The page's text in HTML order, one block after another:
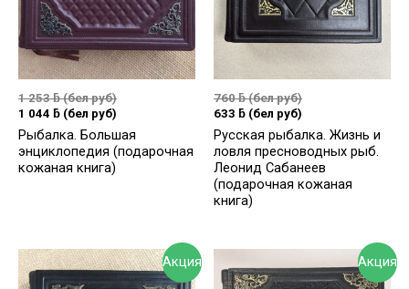
1 253ƃ(бел руб)
1 044 ƃ (бел руб)
Рыбалка. Большая
энциклопедия (подарочная
кожаная книга)
760ƃ(бел руб)
633 ƃ (бел руб)
Русская рыбалка. Жизнь и
ловля пресноводных рыб.
Леонид Сабанеев
(подарочная кожаная
книга)
Акция Акция